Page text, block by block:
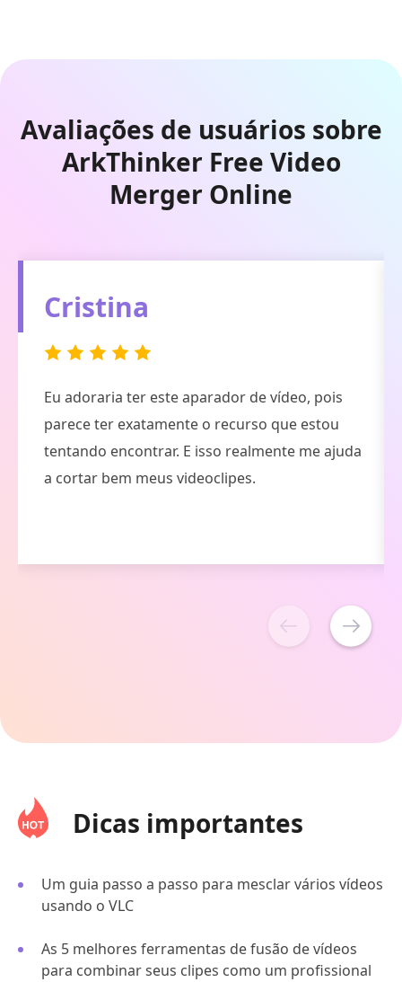
Avaliações de usuários sobre
ArkThinker Free Video
Merger Online
Edwin
ArkThinker Free Video Merger Online é uma
ferramenta online gratuita para cortar vídeo. E
é uma ferramenta fácil de usar que inclui um
botão de arrastar para selecionar o ponto
Dicas importantes
Um guia passo a passo para mesclar vários vídeos
usando o VLC
As 5 melhores ferramentas de fusão de vídeos
para combinar seus clipes como um profissional